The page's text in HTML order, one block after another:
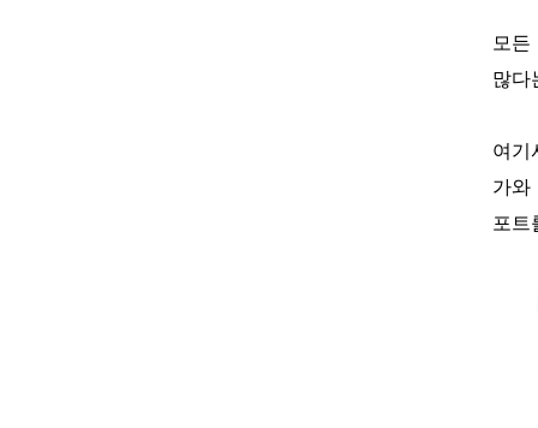
모든
많다
여기
가와
포트